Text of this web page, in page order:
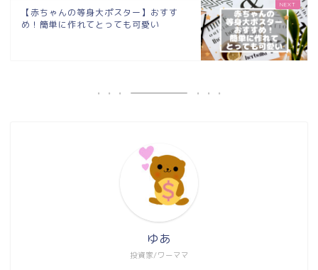
【赤ちゃんの等身大ポスター】おすす
め！簡単に作れてとっても可愛い
投資家/ワーママ
ゆあ